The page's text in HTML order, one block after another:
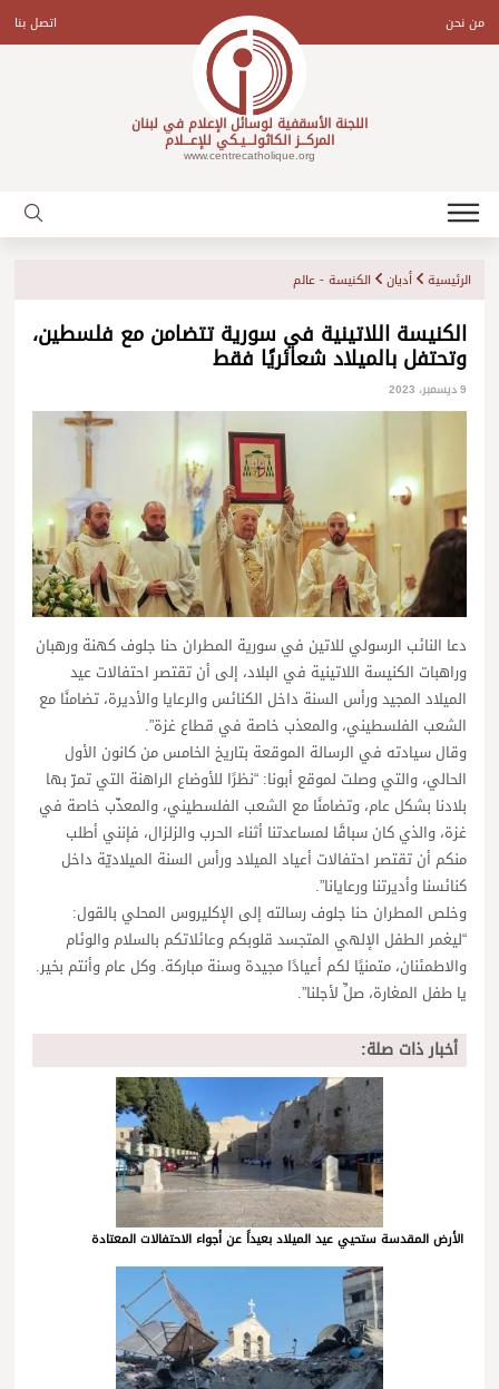
contentمن نحن اتصل بنا
اللجنة الأسقفية لوسائل الإعلام في لبنان
المركـــز الكاثولـــيـكي للإعـــلام
www.centrecatholique.org
الرئيسية أديان الكنيسة - عالم
الكنيسة اللاتينية في سورية تتضامن مع فلسطين،
وتحتفل بالميلاد شعائريًا فقط
9 ديسمبر، 2023
دعا النائب الرسولي للاتين في سورية المطران حنا جلوف كهنة ورهبان
وراهبات الكنيسة اللاتينية في البلاد، إلى أن تقتصر احتفالات عيد
الميلاد المجيد ورأس السنة داخل الكنائس والرعايا والأديرة، تضامنًا مع
الشعب الفلسطيني، والمعذب خاصة في قطاع غزة”.
وقال سيادته في الرسالة الموقعة بتاريخ الخامس من كانون الأول
الحالي، والتي وصلت لموقع أبونا: “نظرًا للأوضاع الراهنة التي تمرّ بها
بلادنا بشكل عام، وتضامنًا مع الشعب الفلسطيني، والمعذّب خاصة في
غزة، والذي كان سباقًا لمساعدتنا أثناء الحرب والزلزال، فإنني أطلب
منكم أن تقتصر احتفالات أعياد الميلاد ورأس السنة الميلاديّة داخل
كنائسنا وأديرتنا ورعايانا”.
وخلص المطران حنا جلوف رسالته إلى الإكليروس المحلي بالقول:
“ليغمر الطفل الإلهي المتجسد قلوبكم وعائلاتكم بالسلام والوئام
والاطمئنان، متمنيًا لكم أعيادًا مجيدة وسنة مباركة. وكل عام وأنتم بخير.
يا طفل المغارة، صلِّ لأجلنا”.
أخبار ذات صلة:
الأرض المقدسة ستحيي عيد الميلاد بعيداً عن أجواء الاحتفالات المعتادة